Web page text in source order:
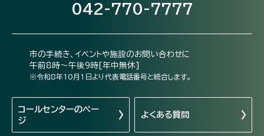
042-770-7777
市の手続き、イベントや施設のお問い合わせに
午前8時～午後9時[年中無休]
※令和8年10月1日より代表電話番号と統合します。
コールセンターのペー
ジ
よくある質問